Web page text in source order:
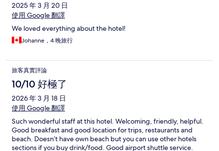
2025 年 3 月 20 日
使用 Google 翻譯
We loved everything about the hotel!
Johanne，4 晚旅行
旅客真實評論
10/10 好極了
2026 年 3 月 18 日
使用 Google 翻譯
Such wonderful staff at this hotel. Welcoming, friendly, helpful.
Good breakfast and good location for trips, restaurants and
beach. Doesn’t have own beach but you can use other hotels
sections if you buy drink/food. Good airport shuttle service.